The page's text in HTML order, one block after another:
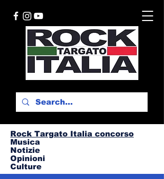
Rock Targato Italia concorso
Musica
Notizie
Opinioni
Culture